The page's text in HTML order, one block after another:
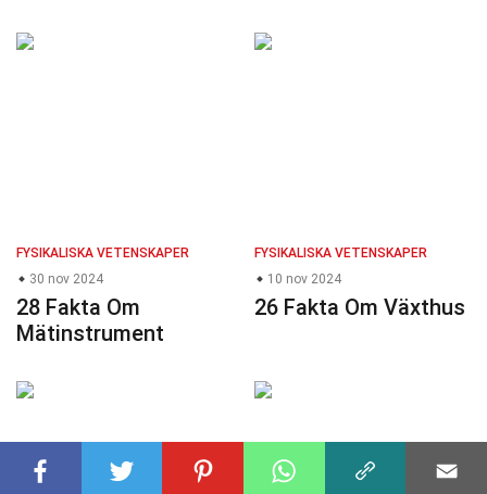
FYSIKALISKA VETENSKAPER
30 nov 2024
28 Fakta Om
Mätinstrument
FYSIKALISKA VETENSKAPER
10 nov 2024
26 Fakta Om Växthus